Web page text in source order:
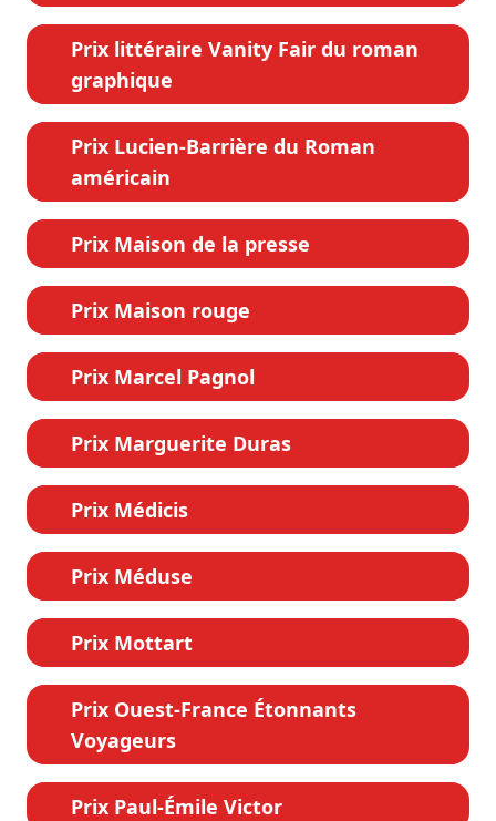
Prix littéraire Vanity Fair du roman
graphique
Prix Lucien-Barrière du Roman
américain
Prix Maison de la presse
Prix Maison rouge
Prix Marcel Pagnol
Prix Marguerite Duras
Prix Médicis
Prix Méduse
Prix Mottart
Prix Ouest-France Étonnants
Voyageurs
Prix Paul-Émile Victor